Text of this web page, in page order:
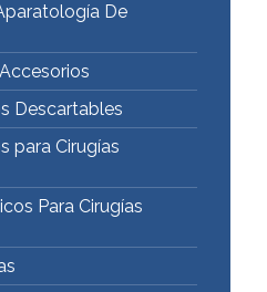
De
Descartables
para Cirugías
Para Cirugías